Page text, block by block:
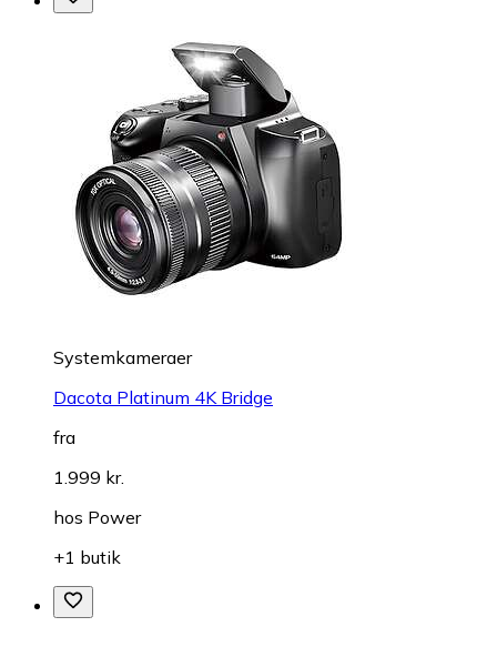
Systemkameraer
Dacota Platinum 4K Bridge
fra
1.999 kr.
hos Power
+1 butik